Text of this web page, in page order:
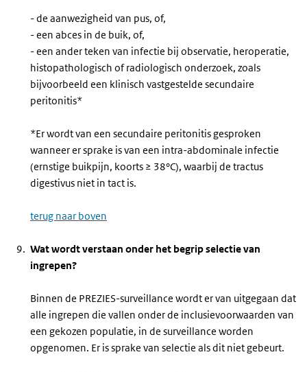
- de aanwezigheid van pus, of,
- een abces in de buik, of,
- een ander teken van infectie bij observatie, heroperatie,
histopathologisch of radiologisch onderzoek, zoals
bijvoorbeeld een klinisch vastgestelde secundaire
peritonitis*
*Er wordt van een secundaire peritonitis gesproken
wanneer er sprake is van een intra-abdominale infectie
(ernstige buikpijn, koorts ≥ 38°C), waarbij de tractus
digestivus niet in tact is.
terug naar boven
Wat wordt verstaan onder het begrip selectie van
ingrepen?
Binnen de PREZIES-surveillance wordt er van uitgegaan dat
alle ingrepen die vallen onder de inclusievoorwaarden van
een gekozen populatie, in de surveillance worden
opgenomen. Er is sprake van selectie als dit niet gebeurt.